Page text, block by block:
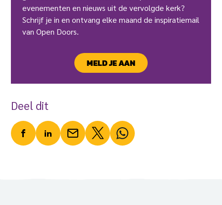
evenementen en nieuws uit de vervolgde kerk?
Schrijf je in en ontvang elke maand de inspiratiemail
van Open Doors.
MELD JE AAN
Deel dit